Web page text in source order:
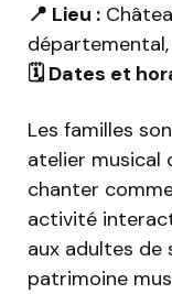
📍 Lieu :
🗓️ Dates et
Les familles
atelier musical
chanter
activité
aux adultes de
patrimoine